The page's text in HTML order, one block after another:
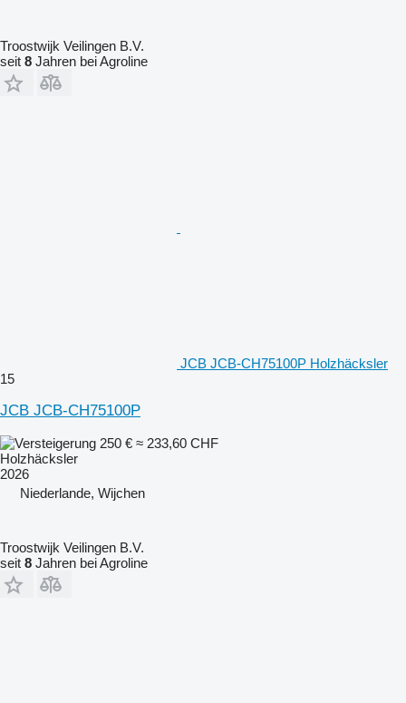
Troostwijk Veilingen B.V.
seit 8 Jahren bei Agroline
JCB JCB-CH75100P Holzhäcksler
15
JCB JCB-CH75100P
250 € ≈ 233,60 CHF
Holzhäcksler
2026
Niederlande, Wijchen
Troostwijk Veilingen B.V.
seit 8 Jahren bei Agroline